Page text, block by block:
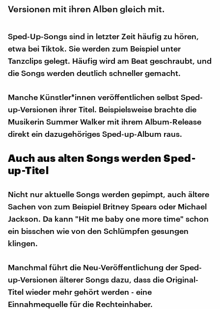
Versionen mit ihren Alben gleich mit.
Sped-Up-Songs sind in letzter Zeit häufig zu hören,
etwa bei Tiktok. Sie werden zum Beispiel unter
Tanzclips gelegt. Häufig wird am Beat geschraubt, und
die Songs werden deutlich schneller gemacht.
Manche Künstler*innen veröffentlichen selbst Sped-
up-Versionen ihrer Titel. Beispielsweise brachte die
Musikerin Summer Walker mit ihrem Album-Release
direkt ein dazugehöriges Sped-up-Album raus.
Auch aus alten Songs werden Sped-
up-Titel
Nicht nur aktuelle Songs werden gepimpt, auch ältere
Sachen von zum Beispiel Britney Spears oder Michael
Jackson. Da kann "Hit me baby one more time" schon
ein bisschen wie von den Schlümpfen gesungen
klingen.
Manchmal führt die Neu-Veröffentlichung der Sped-
up-Versionen älterer Songs dazu, dass die Original-
Titel wieder mehr gehört werden - eine
Einnahmequelle für die Rechteinhaber.